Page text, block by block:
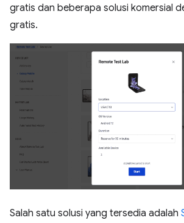
gratis dan beberapa solusi komersial
gratis.
Salah satu solusi yang tersedia adalah